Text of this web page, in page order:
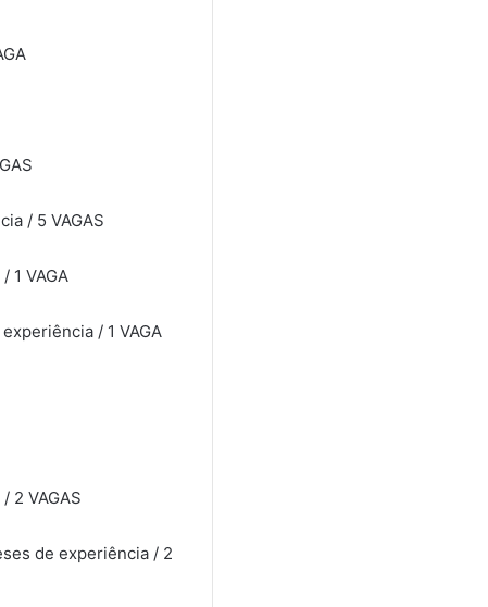
/ 5 VAGAS
1 VAGA
/ 1 VAGA
2 VAGAS
de experiência / 2